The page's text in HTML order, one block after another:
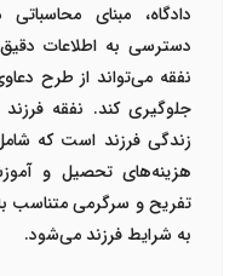
دادگاه، مبنای
دسترسی به اطلاعات
نفقه می‌تواند از طرح
جلوگیری کند. نفقه
زندگی فرزند است که
هزینه‌های تحصیل و
تفریح و سرگرمی متناسب
به شرایط فرزند می‌شود.